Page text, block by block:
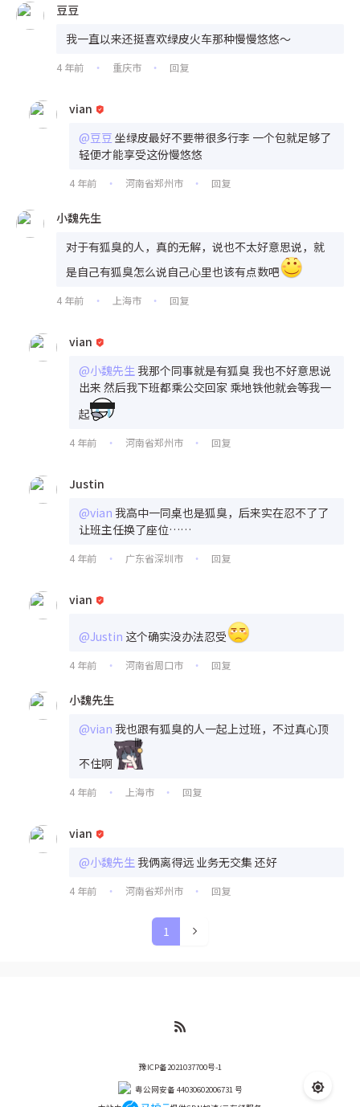
豆豆
我一直以来还挺喜欢绿皮火车那种慢慢悠悠～
4 年前 • 重庆市 • 回复
vian
@豆豆 坐绿皮最好不要带很多行李 一个包就足够了
轻便才能享受这份慢悠悠
4 年前 • 河南省郑州市 • 回复
小魏先生
对于有狐臭的人，真的无解，说也不太好意思说，就
是自己有狐臭怎么说自己心里也该有点数吧
4 年前 • 上海市 • 回复
vian
@小魏先生 我那个同事就是有狐臭 我也不好意思说
出来 然后我下班都乘公交回家 乘地铁他就会等我一
起
4 年前 • 河南省郑州市 • 回复
Justin
@vian 我高中一同桌也是狐臭，后来实在忍不了了
让班主任换了座位……
4 年前 • 广东省深圳市 • 回复
vian
@Justin 这个确实没办法忍受
4 年前 • 河南省周口市 • 回复
小魏先生
@vian 我也跟有狐臭的人一起上过班，不过真心顶
不住啊
4 年前 • 上海市 • 回复
vian
@小魏先生 我俩离得远 业务无交集 还好
4 年前 • 河南省郑州市 • 回复
1
豫ICP备2021037700号-1
粤公网安备 44030602006731 号